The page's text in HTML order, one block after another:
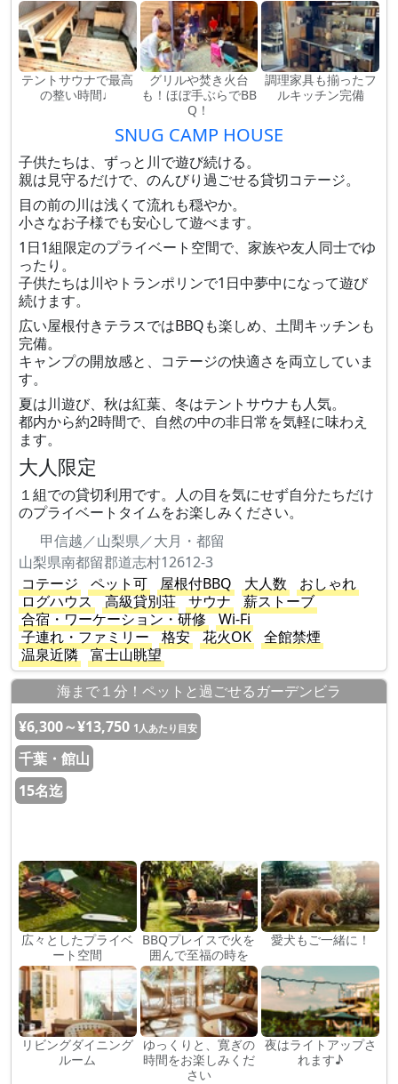
テントサウナで最高
の整い時間♩
グリルや焚き火台
も！ほぼ手ぶらでBB
Q！
調理家具も揃ったフ
ルキッチン完備
SNUG CAMP HOUSE
子供たちは、ずっと川で遊び続ける。
親は見守るだけで、のんびり過ごせる貸切コテージ。
目の前の川は浅くて流れも穏やか。
小さなお子様でも安心して遊べます。
1日1組限定のプライベート空間で、家族や友人同士でゆ
ったり。
子供たちは川やトランポリンで1日中夢中になって遊び
続けます。
広い屋根付きテラスではBBQも楽しめ、土間キッチンも
完備。
キャンプの開放感と、コテージの快適さを両立していま
す。
夏は川遊び、秋は紅葉、冬はテントサウナも人気。
都内から約2時間で、自然の中の非日常を気軽に味わえ
ます。
大人限定
１組での貸切利用です。人の目を気にせず自分たちだけ
のプライベートタイムをお楽しみください。
甲信越／山梨県／大月・都留
山梨県南都留郡道志村12612-3
コテージ
ペット可 屋根付BBQ 大人数
おしゃれ
ログハウス
高級貸別荘 サウナ
薪ストーブ
合宿・ワーケーション・研修
Wi-Fi
子連れ・ファミリー
格安 花火OK
全館禁煙
温泉近隣
富士山眺望
海まで１分！ペットと過ごせるガーデンビラ
¥6,300～¥13,750 1人あたり目安
千葉・館山
15名迄
広々としたプライベ
ート空間
BBQプレイスで火を
囲んで至福の時を
愛犬もご一緒に！
リビングダイニング
ルーム
ゆっくりと、寛ぎの
時間をお楽しみくだ
さい
夜はライトアップさ
れます♪